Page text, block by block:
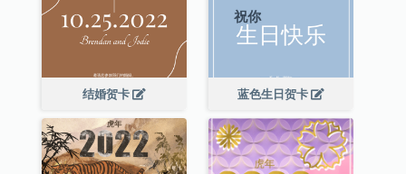
结婚贺卡 蓝色生日贺卡